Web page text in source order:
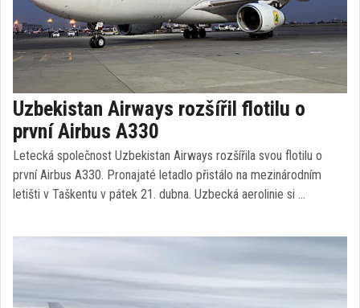
Uzbekistan Airways rozšířil flotilu o
první Airbus A330
Letecká společnost Uzbekistan Airways rozšířila svou flotilu o
první Airbus A330. Pronajaté letadlo přistálo na mezinárodním
letišti v Taškentu v pátek 21. dubna. Uzbecká aerolinie si …